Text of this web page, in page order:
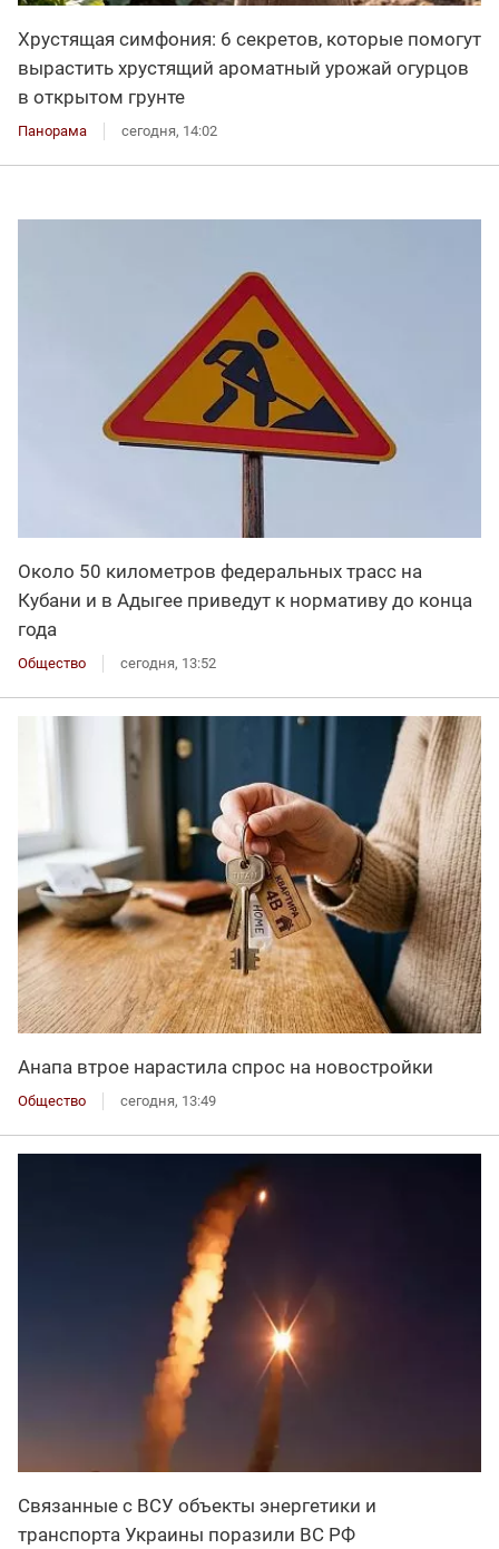
Хрустящая симфония: 6 секретов, которые помогут
вырастить хрустящий ароматный урожай огурцов
в открытом грунте
Панорама сегодня, 14:02
Около 50 километров федеральных трасс на
Кубани и в Адыгее приведут к нормативу до конца
года
Общество сегодня, 13:52
Анапа втрое нарастила спрос на новостройки
Общество сегодня, 13:49
Связанные с ВСУ объекты энергетики и
транспорта Украины поразили ВС РФ